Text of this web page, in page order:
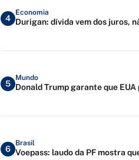
4
Economia
Durigan: dívida vem dos juros,
5
Mundo
Donald Trump garante que
6
Brasil
Voepass: laudo da PF mostra